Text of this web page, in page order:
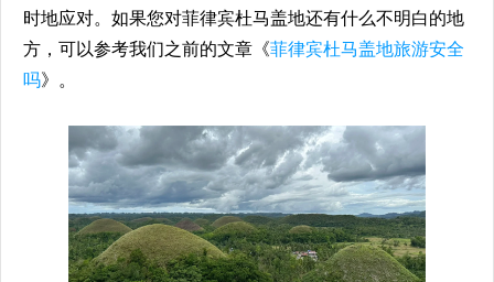
时地应对。如果您对菲律宾杜马盖地还有什么不明白的地
方，可以参考我们之前的文章《菲律宾杜马盖地旅游安全
吗》。